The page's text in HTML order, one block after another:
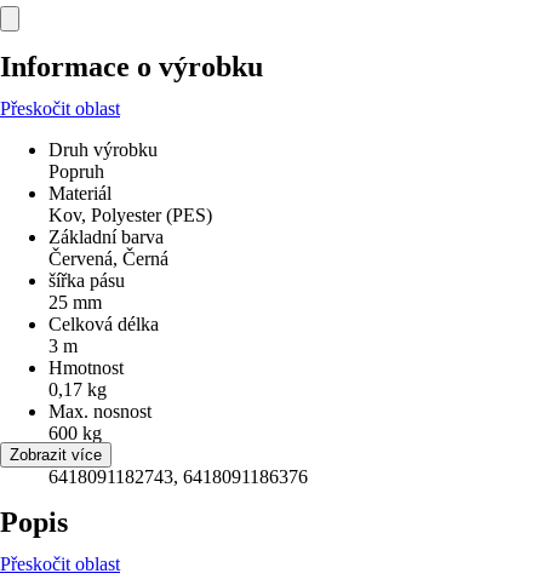
Informace o výrobku
Přeskočit oblast
Druh výrobku
Popruh
Materiál
Kov, Polyester (PES)
Základní barva
Červená, Černá
šířka pásu
25 mm
Celková délka
3 m
Hmotnost
0,17 kg
Max. nosnost
600 kg
EAN
6418091182743, 6418091186376
Zobrazit více
Popis
Přeskočit oblast